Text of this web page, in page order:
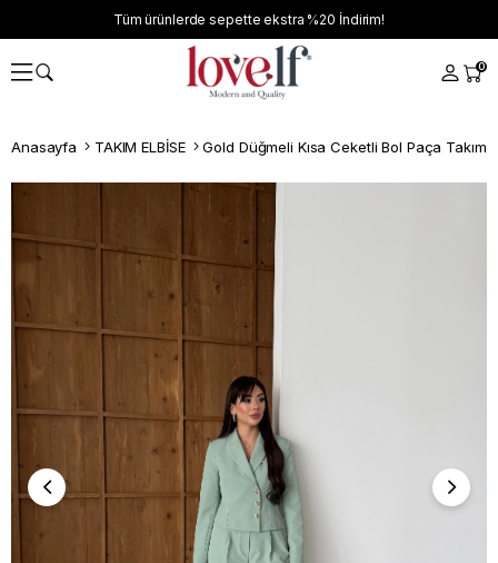
Tüm ürünlerde sepette ekstra %20 İndirim!
0
Anasayfa TAKIM ELBİSE Gold Düğmeli Kısa Ceketli Bol Paça Takım